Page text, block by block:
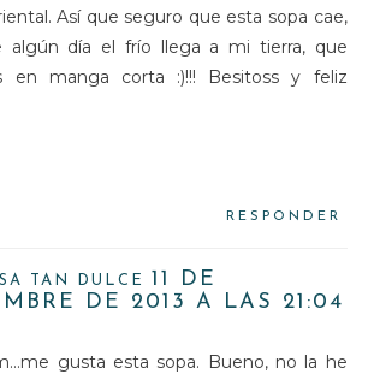
Así que seguro que esta sopa cae,
algún día el frío llega a mi tierra, que
en manga corta :)!!! Besitoss y feliz
RESPONDER
TAN DULCE
11 DE
DE 2013 A LAS 21:04
gusta esta sopa. Bueno, no la he